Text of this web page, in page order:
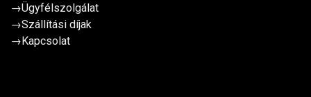
→Ügyfélszolgálat
→Szállítási díjak
→Kapcsolat